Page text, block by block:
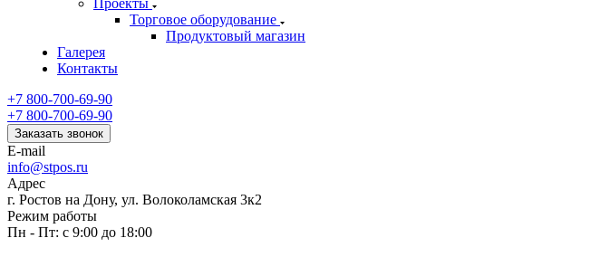
Проекты
Торговое оборудование
Продуктовый магазин
Галерея
Контакты
+7 800-700-69-90
+7 800-700-69-90
Заказать звонок
E-mail
info@stpos.ru
Адрес
г. Ростов на Дону, ул. Волоколамская 3к2
Режим работы
Пн - Пт: с 9:00 до 18:00